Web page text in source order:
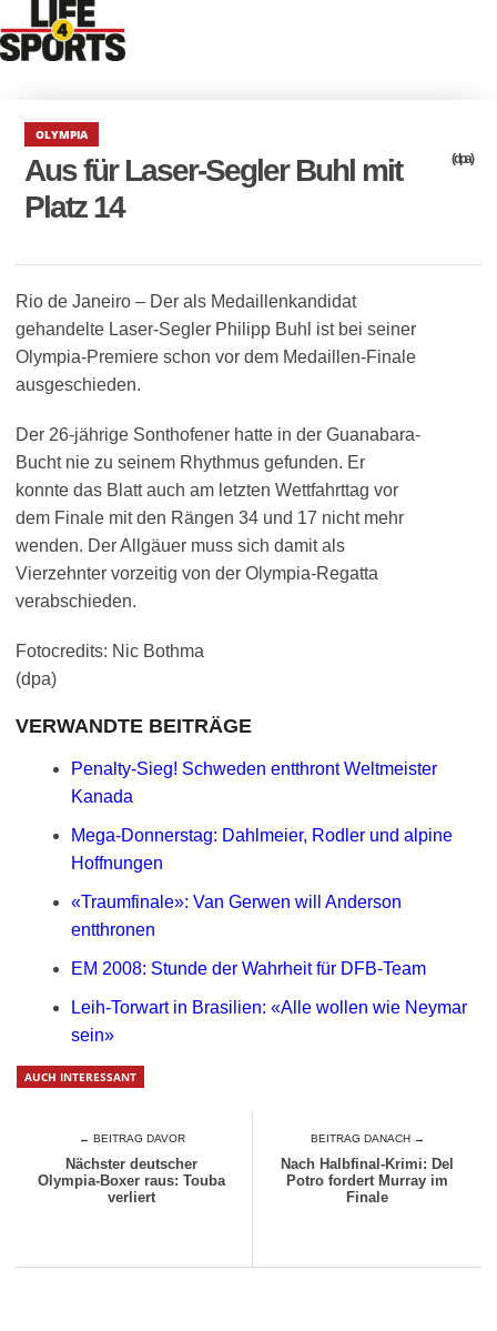
OLYMPIA
Aus für Laser-Segler Buhl mit
Platz 14
(dpa)
Rio de Janeiro – Der als Medaillenkandidat
gehandelte Laser-Segler Philipp Buhl ist bei seiner
Olympia-Premiere schon vor dem Medaillen-Finale
ausgeschieden.
Der 26-jährige Sonthofener hatte in der Guanabara-
Bucht nie zu seinem Rhythmus gefunden. Er
konnte das Blatt auch am letzten Wettfahrttag vor
dem Finale mit den Rängen 34 und 17 nicht mehr
wenden. Der Allgäuer muss sich damit als
Vierzehnter vorzeitig von der Olympia-Regatta
verabschieden.
Fotocredits: Nic Bothma
(dpa)
VERWANDTE BEITRÄGE
Penalty-Sieg! Schweden entthront Weltmeister
Kanada
Mega-Donnerstag: Dahlmeier, Rodler und alpine
Hoffnungen
«Traumfinale»: Van Gerwen will Anderson
entthronen
EM 2008: Stunde der Wahrheit für DFB-Team
Leih-Torwart in Brasilien: «Alle wollen wie Neymar
sein»
AUCH INTERESSANT
← BEITRAG DAVOR
Nächster deutscher
Olympia-Boxer raus: Touba
verliert
BEITRAG DANACH →
Nach Halbfinal-Krimi: Del
Potro fordert Murray im
Finale